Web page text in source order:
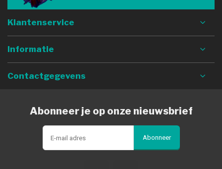
Klantenservice
Informatie
Contactgegevens
Abonneer je op onze nieuwsbrief
Abonneer